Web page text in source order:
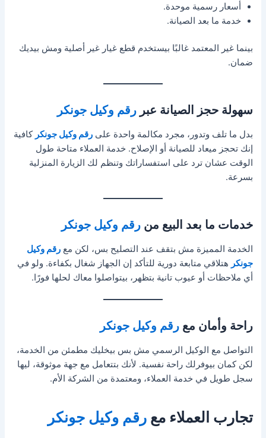
أسعار رسمية موحدة.
خدمة ما بعد الصيانة.
بينما غير المعتمد غالبًا بيستخدم قطع غيار غير أصلية ومش بيديك
ضمان.
سهولة حجز الصيانة عبررقم وكيل جونكر
بدل ما تلف وتدور، مجرد مكالمة واحدة علىرقم وكيل جونكر كافية
إنك تحجز ميعاد للصيانة أو الإصلاح. خدمة العملاء متاحة طول
الوقت عشان ترد على استفساراتك وتنظم لك الزيارة المنزلية
بسرعة.
خدمات ما بعد البيع منرقم وكيل جونكر
الخدمة المميزة مش بتقف عند التصليح بس، لكن معرقم وكيل
جونكر هتلاقي متابعة دورية للتأكد إن الجهاز شغال بكفاءة. ولو في
أي ملاحظات أو عيوب تانية بتظهر، بيتواصلوا معاك لحلها فورًا.
راحة وأمان معرقم وكيل جونكر
التواصل مع الوكيل الرسمي مش بس بيخليك مطمئن من الخدمة،
لكن كمان بيوفرلك راحة نفسية. لأنك بتتعامل مع جهة موثوقة، ليها
سجل طويل في خدمة العملاء، ومعتمدة من الشركة الأم.
تجارب العملاء معرقم وكيل جونكر